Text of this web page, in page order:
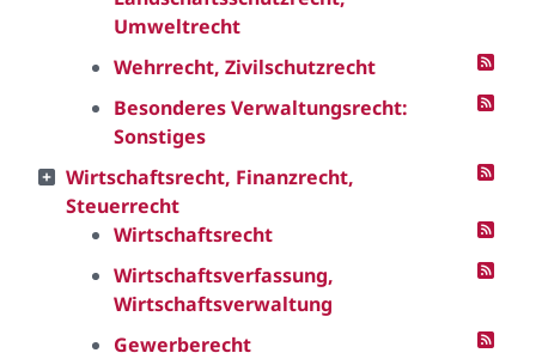
Umweltrecht
Wehrrecht, Zivilschutzrecht
Besonderes Verwaltungsrecht:
Sonstiges
Wirtschaftsrecht, Finanzrecht,
Steuerrecht
Wirtschaftsrecht
Wirtschaftsverfassung,
Wirtschaftsverwaltung
Gewerberecht